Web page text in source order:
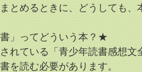
とめるときに、どうしても、
」ってどういう本？★
れている「青少年読書感想文
を読む必要があります。